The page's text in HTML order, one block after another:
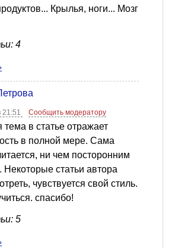
Крылья, ноги... Мозг
4
21:51
Сообщить модератору
в статье отражает
в полной мере. Сама
ни чем посторонним
Некоторые статьи автора
чувствуется свой стиль.
спасибо!
5